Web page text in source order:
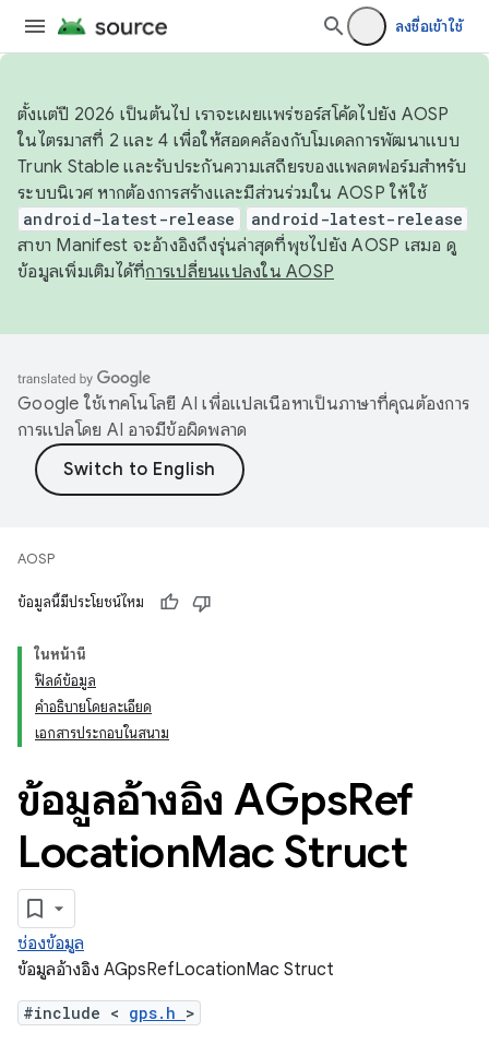
ลงชื่อเข้าใช้
ตั้งแต่ปี 2026 เป็นต้นไป เราจะเผยแพร่ซอร์สโค้ดไปยัง AOSP
ในไตรมาสที่ 2 และ 4 เพื่อให้สอดคล้องกับโมเดลการพัฒนาแบบ
Trunk Stable และรับประกันความเสถียรของแพลตฟอร์มสำหรับ
ระบบนิเวศ หากต้องการสร้างและมีส่วนร่วมใน AOSP ให้ใช้
android-latest-release android-latest-release
สาขา Manifest จะอ้างอิงถึงรุ่นล่าสุดที่พุชไปยัง AOSP เสมอ ดู
ข้อมูลเพิ่มเติมได้ที่การเปลี่ยนแปลงใน AOSP
Google ใช้เทคโนโลยี AI เพื่อแปลเนื้อหาเป็นภาษาที่คุณต้องการ
การแปลโดย AI อาจมีข้อผิดพลาด
AOSP
ข้อมูลนี้มีประโยชน์ไหม
ในหน้านี้
ฟิลด์ข้อมูล
คำอธิบายโดยละเอียด
เอกสารประกอบในสนาม
ข้อมูลอ้างอิง AGpsRef
LocationMac Struct
ช่องข้อมูล
ข้อมูลอ้างอิง AGpsRefLocationMac Struct
#include < gps.h >